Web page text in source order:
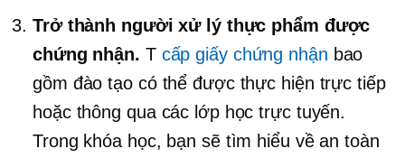
Trở thành người xử lý thực phẩm được
chứng nhận. T cấp giấy chứng nhận bao
gồm đào tạo có thể được thực hiện trực tiếp
hoặc thông qua các lớp học trực tuyến.
Trong khóa học, bạn sẽ tìm hiểu về an toàn